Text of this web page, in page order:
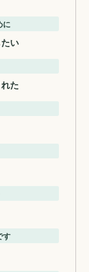
に
い
た
す